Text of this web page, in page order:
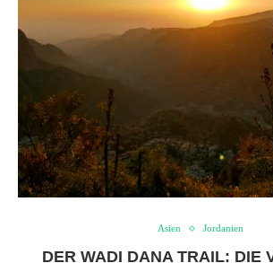
Asien Jordanien
DER WADI DANA TRAIL: DIE